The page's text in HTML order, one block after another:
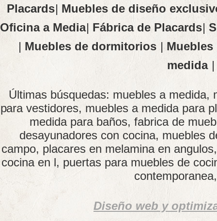
Placards| Muebles de diseño
Oficina a Media| Fábrica de Placards|
| Muebles de dormitorios |
medida
Últimas búsquedas: muebles a
para vestidores, muebles a medida para
medida para baños, fabrica de
desayunadores con cocina, muebles
campo, placares en melamina en
cocina en l, puertas para muebles de
Diseño web y